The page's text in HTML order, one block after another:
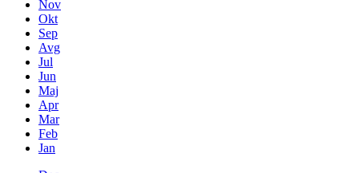
Nov
Okt
Sep
Avg
Jul
Jun
Maj
Apr
Mar
Feb
Jan